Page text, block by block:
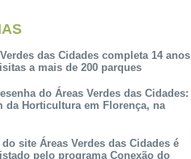
das Cidades completa 14 anos
a mais de 200 parques
do Áreas Verdes das Cidades:
da Horticultura em Florença, na
site Áreas Verdes das Cidades é
pelo programa Conexão do